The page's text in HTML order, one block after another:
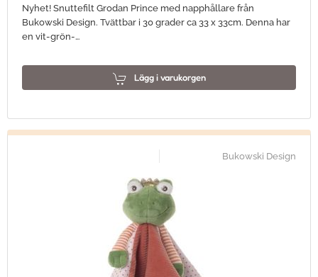
Nyhet! Snuttefilt Grodan Prince med napphållare från
Bukowski Design. Tvättbar i 30 grader ca 33 x 33cm. Denna har
en vit-grön-…
Lägg i varukorgen
Bukowski Design